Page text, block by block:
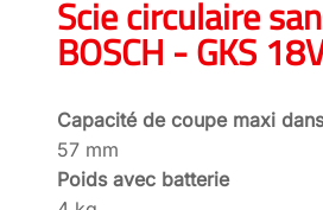
Scie circulaire
BOSCH - GKS
Capacité de coupe maxi
57 mm
Poids avec batterie